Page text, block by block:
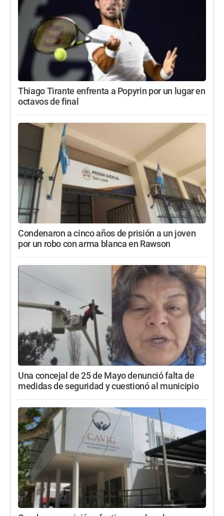
Thiago Tirante enfrenta a Popyrin por un lugar en
octavos de final
Condenaron a cinco años de prisión a un joven
por un robo con arma blanca en Rawson
Una concejal de 25 de Mayo denunció falta de
medidas de seguridad y cuestionó al municipio